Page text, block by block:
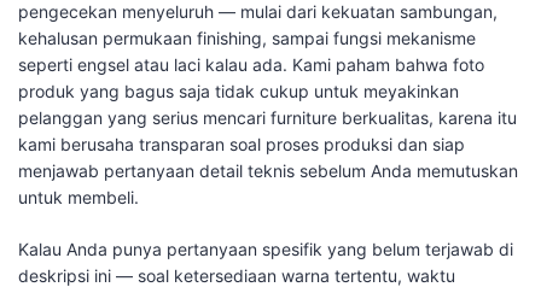
pengecekan menyeluruh — mulai dari kekuatan sambungan,
kehalusan permukaan finishing, sampai fungsi mekanisme
seperti engsel atau laci kalau ada. Kami paham bahwa foto
produk yang bagus saja tidak cukup untuk meyakinkan
pelanggan yang serius mencari furniture berkualitas, karena itu
kami berusaha transparan soal proses produksi dan siap
menjawab pertanyaan detail teknis sebelum Anda memutuskan
untuk membeli.
Kalau Anda punya pertanyaan spesifik yang belum terjawab di
deskripsi ini — soal ketersediaan warna tertentu, waktu